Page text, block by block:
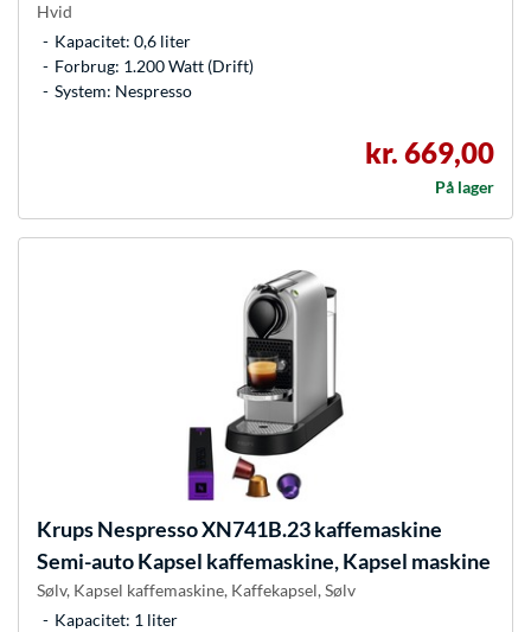
Hvid
Kapacitet: 0,6 liter
Forbrug: 1.200 Watt (Drift)
System: Nespresso
kr. 669,00
På lager
KrupsNespresso XN741B.23 kaffemaskine
Semi-auto Kapsel kaffemaskine, Kapsel maskine
Sølv, Kapsel kaffemaskine, Kaffekapsel, Sølv
Kapacitet: 1 liter